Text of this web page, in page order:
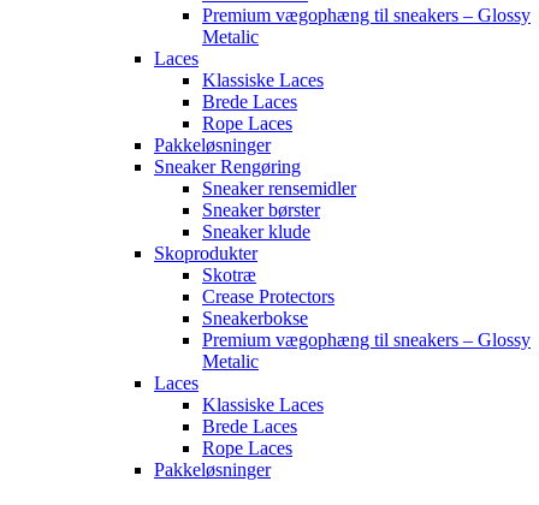
Premium vægophæng til sneakers – Glossy
Metalic
Laces
Klassiske Laces
Brede Laces
Rope Laces
Pakkeløsninger
Sneaker Rengøring
Sneaker rensemidler
Sneaker børster
Sneaker klude
Skoprodukter
Skotræ
Crease Protectors
Sneakerbokse
Premium vægophæng til sneakers – Glossy
Metalic
Laces
Klassiske Laces
Brede Laces
Rope Laces
Pakkeløsninger